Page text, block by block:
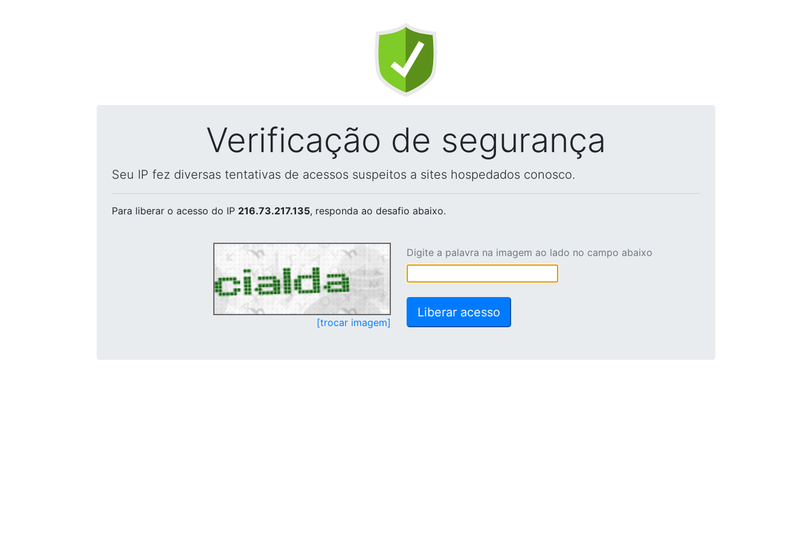
Verificação de segurança
Seu IP fez diversas tentativas de acessos suspeitos a sites hospedados conosco.
Para liberar o acesso do IP 216.73.217.135, responda ao desafio abaixo.
[trocar imagem]
Digite a palavra na imagem ao lado no campo abaixo